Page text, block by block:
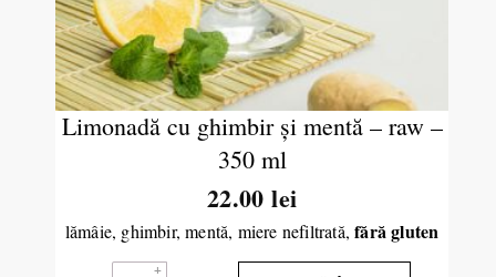
Limonadă cu ghimbir şi mentă – raw –
350 ml
22.00lei
lămâie, ghimbir, mentă, miere nefiltrată,fără gluten